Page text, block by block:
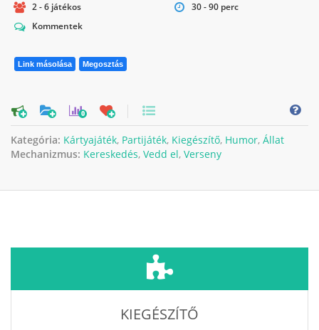
2 - 6 játékos
30 - 90 perc
Kommentek
Link másolása Megosztás
0
Kategória: Kártyajáték, Partijáték, Kiegészítő, Humor, Állat
Mechanizmus: Kereskedés, Vedd el, Verseny
KIEGÉSZÍTŐ